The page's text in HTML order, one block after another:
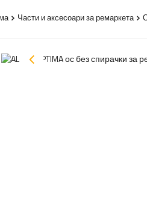
Части и аксесоари за ремаркета